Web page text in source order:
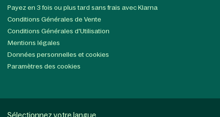
Payez en 3 fois ou plus tard sans frais avec Klarna
Conditions Générales de Vente
Conditions Générales d'Utilisation
Mentions légales
Données personnelles et cookies
Paramètres des cookies
Sélectionnez votre langue